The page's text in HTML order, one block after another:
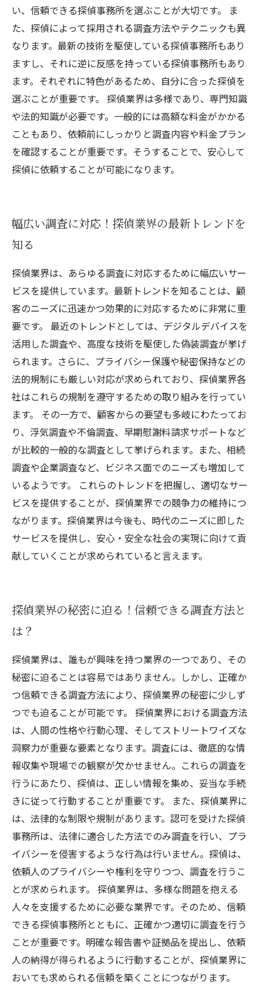
い、信頼できる探偵事務所を選ぶことが大切です。 ま
た、探偵によって採用される調査方法やテクニックも異
なります。最新の技術を駆使している探偵事務所もあり
ますし、それに逆に反感を持っている探偵事務所もあり
ます。それぞれに特色があるため、自分に合った探偵を
選ぶことが重要です。 探偵業界は多様であり、専門知識
や法的知識が必要です。一般的には高額な料金がかかる
こともあり、依頼前にしっかりと調査内容や料金プラン
を確認することが重要です。そうすることで、安心して
探偵に依頼することが可能になります。
幅広い調査に対応！探偵業界の最新トレンドを
知る
探偵業界は、あらゆる調査に対応するために幅広いサー
ビスを提供しています。最新トレンドを知ることは、顧
客のニーズに迅速かつ効果的に対応するために非常に重
要です。 最近のトレンドとしては、デジタルデバイスを
活用した調査や、高度な技術を駆使した偽装調査が挙げ
られます。さらに、プライバシー保護や秘密保持などの
法的規制にも厳しい対応が求められており、探偵業界各
社はこれらの規制を遵守するための取り組みを行ってい
ます。 その一方で、顧客からの要望も多岐にわたってお
り、浮気調査や不倫調査、早期慰謝料請求サポートなど
が比較的一般的な調査として挙げられます。また、相続
調査や企業調査など、ビジネス面でのニーズも増加して
いるようです。 これらのトレンドを把握し、適切なサー
ビスを提供することが、探偵業界での競争力の維持につ
ながります。探偵業界は今後も、時代のニーズに即した
サービスを提供し、安心・安全な社会の実現に向けて貢
献していくことが求められていると言えます。
探偵業界の秘密に迫る！信頼できる調査方法と
は？
探偵業界は、誰もが興味を持つ業界の一つであり、その
秘密に迫ることは容易ではありません。しかし、正確か
つ信頼できる調査方法により、探偵業界の秘密に少しず
つでも迫ることが可能です。 探偵業界における調査方法
は、人間の性格や行動心理、そしてストリートワイズな
洞察力が重要な要素となります。調査には、徹底的な情
報収集や現場での観察が欠かせません。これらの調査を
行うにあたり、探偵は、正しい情報を集め、妥当な手続
きに従って行動することが重要です。 また、探偵業界に
は、法律的な制限や規制があります。認可を受けた探偵
事務所は、法律に適合した方法でのみ調査を行い、プラ
イバシーを侵害するような行為は行いません。探偵は、
依頼人のプライバシーや権利を守りつつ、調査を行うこ
とが求められます。 探偵業界は、多様な問題を抱える
人々を支援するために必要な業界です。そのため、信頼
できる探偵事務所とともに、正確かつ適切に調査を行う
ことが重要です。明確な報告書や証拠品を提出し、依頼
人の納得が得られるように行動することが、探偵業界に
おいても求められる信頼を築くことにつながります。